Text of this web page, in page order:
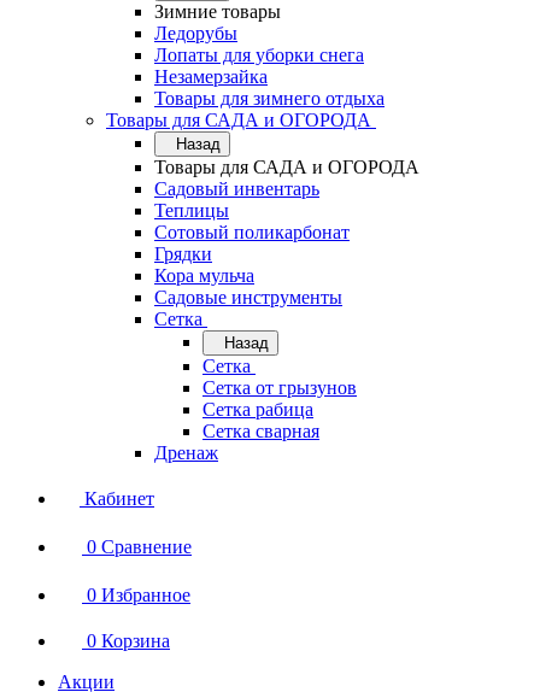
Зимние товары
Ледорубы
Лопаты для уборки снега
Незамерзайка
Товары для зимнего отдыха
Товары для САДА и ОГОРОДА
Назад
Товары для САДА и ОГОРОДА
Садовый инвентарь
Теплицы
Сотовый поликарбонат
Грядки
Кора мульча
Садовые инструменты
Сетка
Назад
Сетка
Сетка от грызунов
Сетка рабица
Сетка сварная
Дренаж
Кабинет
0 Сравнение
0 Избранное
0 Корзина
Акции